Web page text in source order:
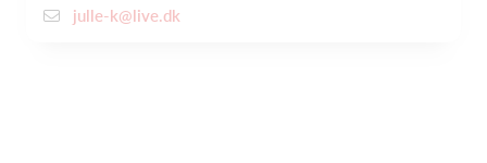
julle-k@live.dk